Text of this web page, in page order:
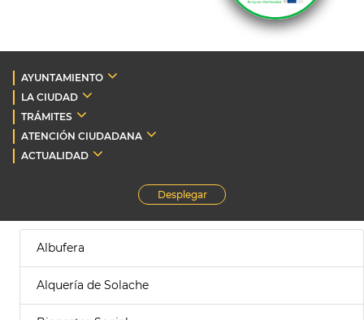
AYUNTAMIENTO
LA CIUDAD
TRÁMITES
ATENCIÓN CIUDADANA
ACTUALIDAD
Desplegar
Albufera
Alquería de Solache